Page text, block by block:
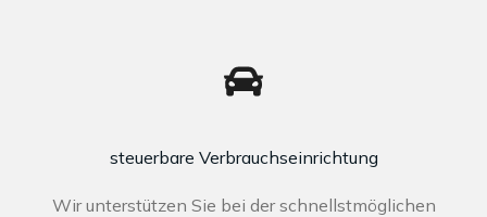
steuerbare Verbrauchseinrichtung
Wir unterstützen Sie bei der schnellstmöglichen